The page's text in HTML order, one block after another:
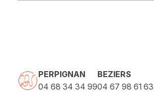
PERPIGNAN
04 68 34 34 99
BEZIERS
04 67 98 61 63